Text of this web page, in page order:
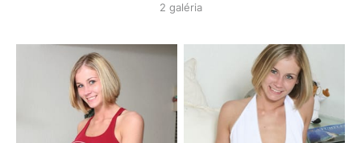
2 galéria